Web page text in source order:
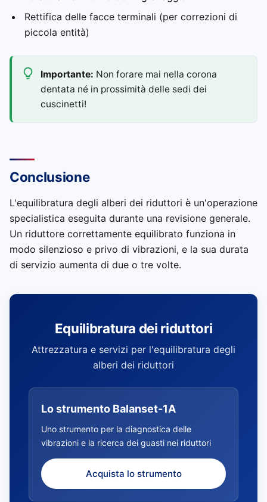
Rettifica delle facce terminali (per correzioni di
piccola entità)
Importante: Non forare mai nella corona
dentata né in prossimità delle sedi dei
cuscinetti!
Conclusione
L'equilibratura degli alberi dei riduttori è un'operazione
specialistica eseguita durante una revisione generale.
Un riduttore correttamente equilibrato funziona in
modo silenzioso e privo di vibrazioni, e la sua durata
di servizio aumenta di due o tre volte.
Equilibratura dei riduttori
Attrezzatura e servizi per l'equilibratura degli
alberi dei riduttori
Lo strumento Balanset-1A
Uno strumento per la diagnostica delle
vibrazioni e la ricerca dei guasti nei riduttori
Acquista lo strumento